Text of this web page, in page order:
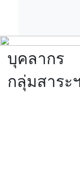
บุคลากร
กลุ่มสาระ